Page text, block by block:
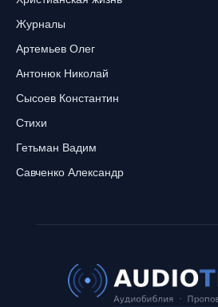
Журналы
Артемьев Олег
Антонюк Николай
Сысоев Константин
Стихи
Гетьман Вадим
Савченко Александр